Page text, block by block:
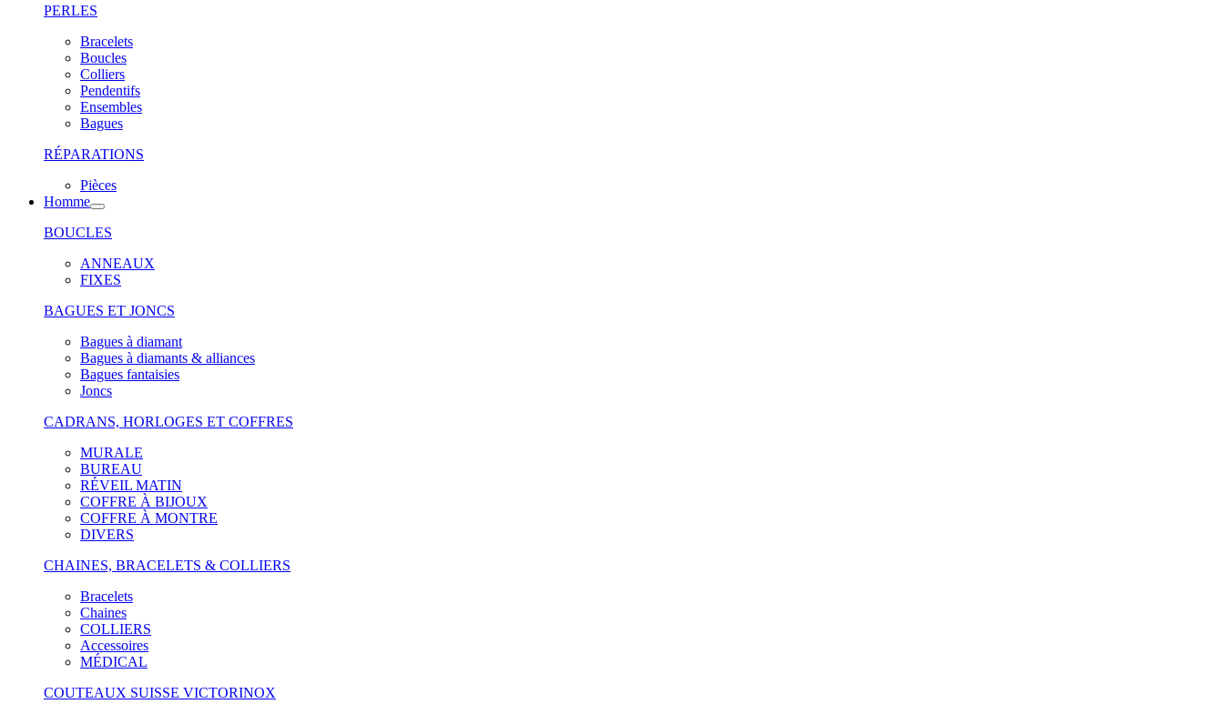
PERLES
Bracelets
Boucles
Colliers
Pendentifs
Ensembles
Bagues
RÉPARATIONS
Pièces
Homme
BOUCLES
ANNEAUX
FIXES
BAGUES ET JONCS
Bagues à diamant
Bagues à diamants & alliances
Bagues fantaisies
Joncs
CADRANS, HORLOGES ET COFFRES
MURALE
BUREAU
RÉVEIL MATIN
COFFRE À BIJOUX
COFFRE À MONTRE
DIVERS
CHAINES, BRACELETS & COLLIERS
Bracelets
Chaines
COLLIERS
Accessoires
MÉDICAL
COUTEAUX SUISSE VICTORINOX